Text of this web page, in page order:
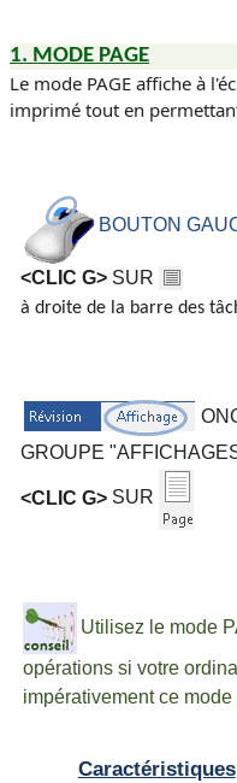
1. MODE PAGE
Le mode PAGE affiche à
imprimé tout en
BOUTON
<CLIC G> SUR
à droite de la barre des
GROUPE
<CLIC G> SUR
Utilisez le mode
opérations si votre
impérativement ce
Caractéristiques